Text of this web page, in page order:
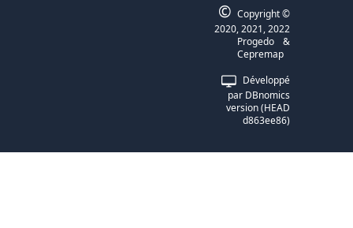
Développé
par DBnomics
version(HEAD
d863ee86)
© Copyright ©
2020, 2021, 2022
Progedo
&
Cepremap